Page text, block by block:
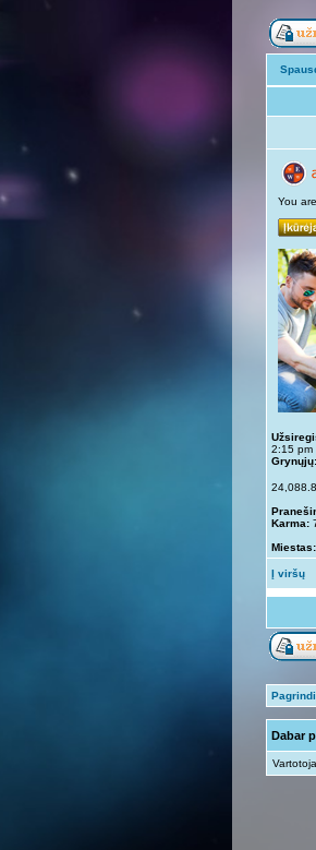
You
2:15 pm
Grynųjų:
Karma:
Miestas:
Į viršų
Dabar